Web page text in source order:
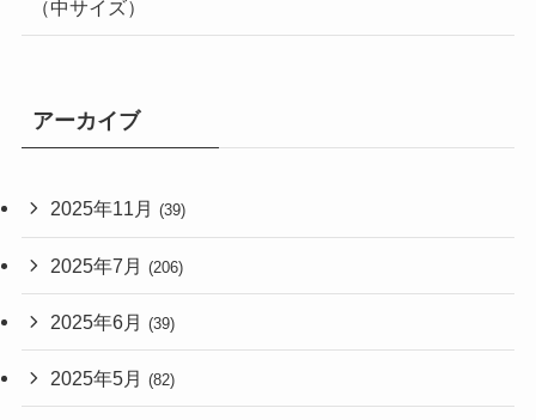
（中サイズ）
アーカイブ
2025年11月 (39)
2025年7月 (206)
2025年6月 (39)
2025年5月 (82)